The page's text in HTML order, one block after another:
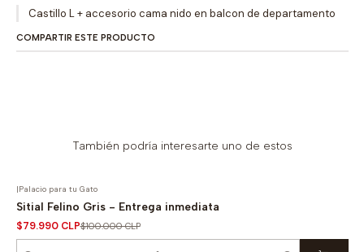
Castillo L + accesorio cama nido en balcon de departamento
COMPARTIR ESTE PRODUCTO
También podría interesarte uno de estos
|Palacio para tu Gato
Sitial Felino Gris - Entrega inmediata
$79.990 CLP$100.000 CLP